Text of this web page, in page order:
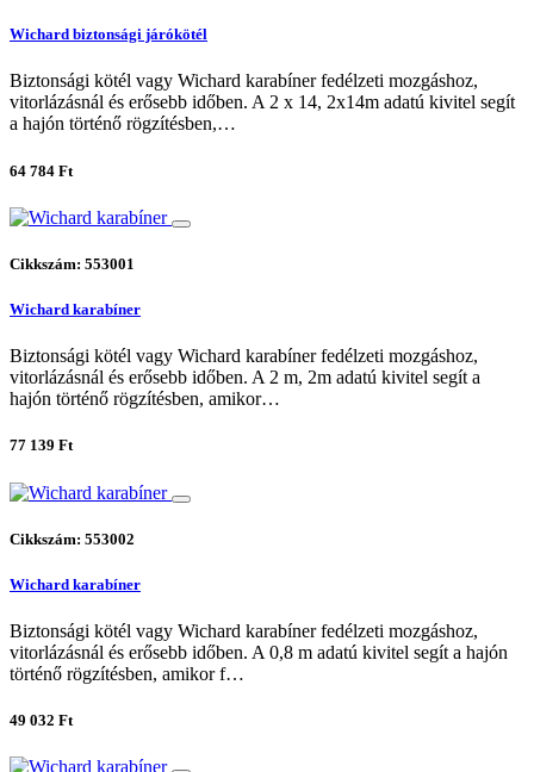
Wichard biztonsági járókötél
Biztonsági kötél vagy Wichard karabíner fedélzeti mozgáshoz,
vitorlázásnál és erősebb időben. A 2 x 14, 2x14m adatú kivitel segít
a hajón történő rögzítésben,…
64 784 Ft
Cikkszám: 553001
Wichard karabíner
Biztonsági kötél vagy Wichard karabíner fedélzeti mozgáshoz,
vitorlázásnál és erősebb időben. A 2 m, 2m adatú kivitel segít a
hajón történő rögzítésben, amikor…
77 139 Ft
Cikkszám: 553002
Wichard karabíner
Biztonsági kötél vagy Wichard karabíner fedélzeti mozgáshoz,
vitorlázásnál és erősebb időben. A 0,8 m adatú kivitel segít a hajón
történő rögzítésben, amikor f…
49 032 Ft